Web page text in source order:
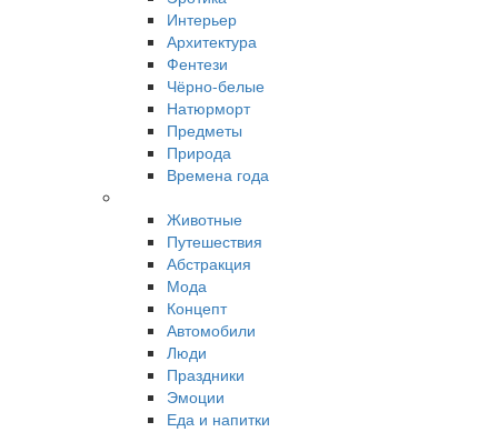
Интерьер
Архитектура
Фентези
Чёрно-белые
Натюрморт
Предметы
Природа
Времена года
Животные
Путешествия
Абстракция
Мода
Концепт
Автомобили
Люди
Праздники
Эмоции
Еда и напитки